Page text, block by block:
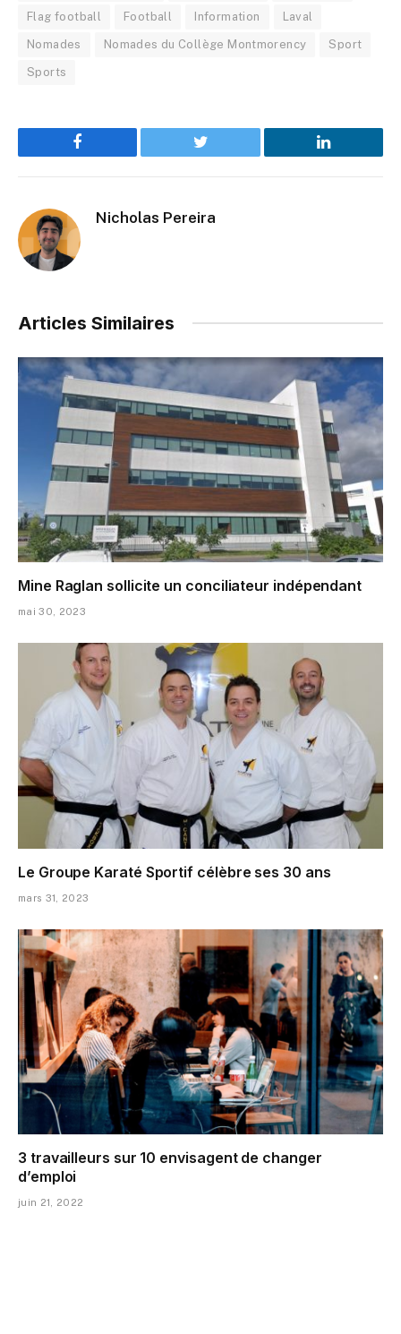
Flag football Football Information Laval
Nomades Nomades du Collège Montmorency Sport
Sports
Facebook Twitter LinkedIn
Nicholas Pereira
Articles Similaires
Mine Raglan sollicite un conciliateur indépendant
mai 30, 2023
Le Groupe Karaté Sportif célèbre ses 30 ans
mars 31, 2023
3 travailleurs sur 10 envisagent de changer
d’emploi
juin 21, 2022